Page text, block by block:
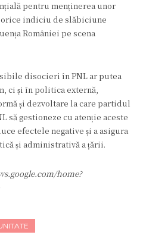
pentru menținerea unor
indiciu de slăbiciune
României pe scena
disocieri în PNL ar putea
ci și în politica externă,
și dezvoltare la care partidul
să gestioneze cu atenție aceste
efectele negative și a asigura
și administrativă a țării.
home?